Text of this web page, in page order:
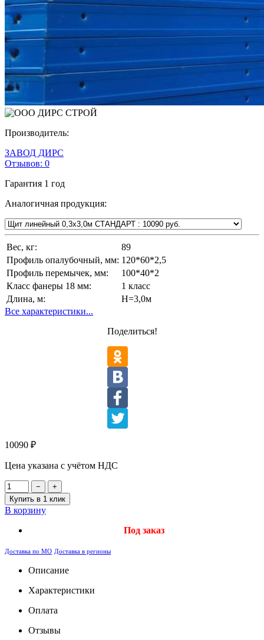
Производитель:
ЗАВОД ДИРС
Отзывов: 0
Гарантия 1 год
Аналогичная продукция:
Вес, кг:
89
Профиль опалубочный, мм: 120*60*2,5
Профиль перемычек, мм:
100*40*2
Класс фанеры 18 мм:
1 класс
Длина, м:
Н=3,0м
Все характеристики...
Поделиться!
10090 ₽
Цена указана с учётом НДС
−
+
Купить в 1 клик
В корзину
Под заказ
Доставка по МО Доставка в регионы
Описание
Характеристики
Оплата
Отзывы